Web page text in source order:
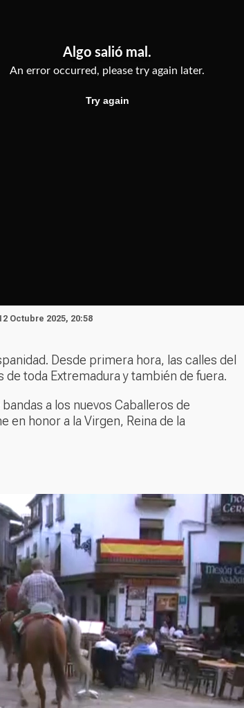
Octubre 2025, 20:58
Desde primera hora, las calles del
toda Extremadura y también de fuera.
a los nuevos Caballeros de
en honor a la Virgen, Reina de la